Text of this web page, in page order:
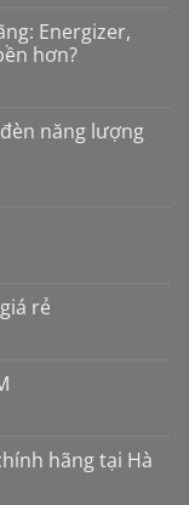
Energizer,
hơn?
năng lượng
rẻ
hãng tại Hà